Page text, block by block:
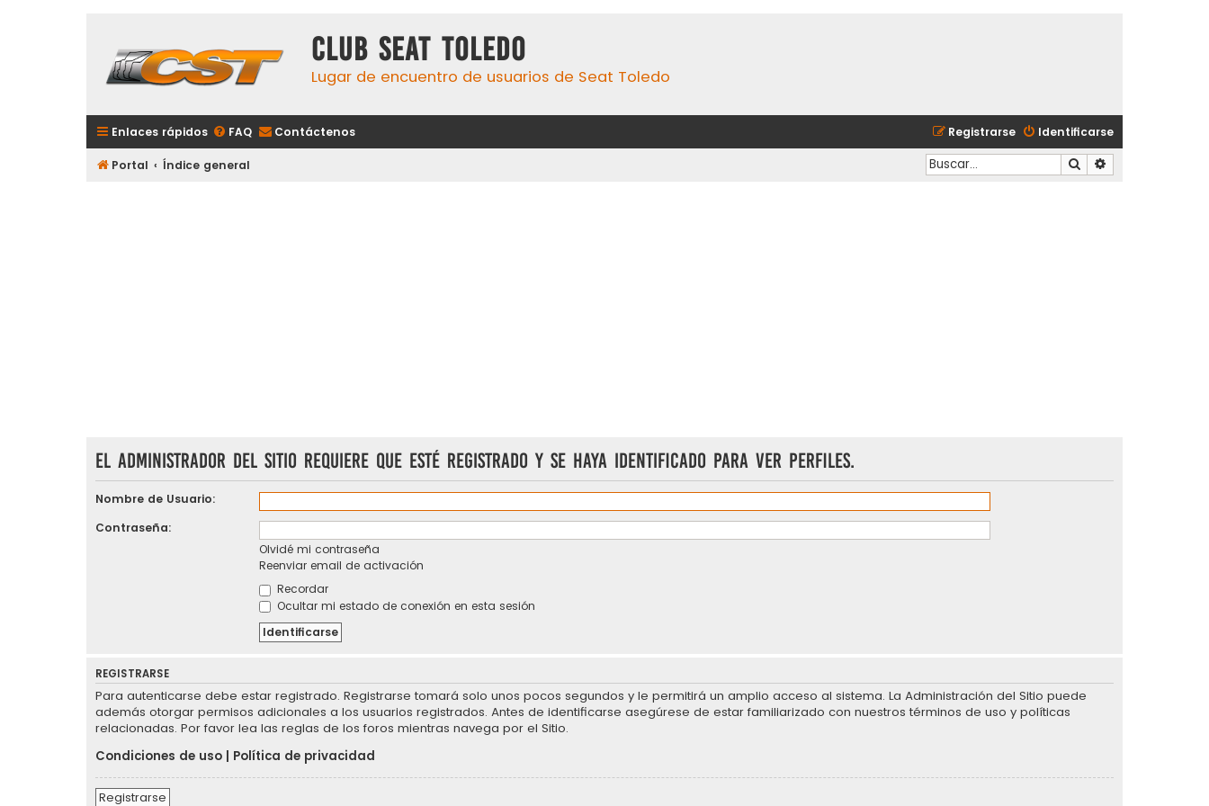
Club Seat Toledo
Lugar de encuentro de usuarios de Seat Toledo
Enlaces rápidos FAQ Contáctenos Identificarse
Registrarse
Portal Índice general Buscar
El administrador del sitio requiere que esté registrado y se haya identificado para ver perfiles.
Nombre de Usuario:
Contraseña:
Olvidé mi contraseña
Reenviar email de activación
Recordar
Ocultar mi estado de conexión en esta sesión
REGISTRARSE
Para autenticarse debe estar registrado. Registrarse tomará solo unos pocos segundos y le permitirá un amplio acceso al sistema. La Administración del Sitio puede
además otorgar permisos adicionales a los usuarios registrados. Antes de identificarse asegúrese de estar familiarizado con nuestros términos de uso y políticas
relacionadas. Por favor lea las reglas de los foros mientras navega por el Sitio.
Condiciones de uso
Política de privacidad
Registrarse